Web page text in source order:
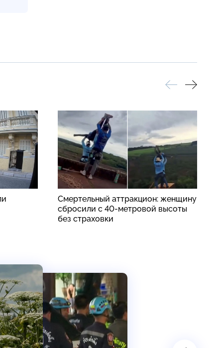
Смертельный аттракцион: женщину
сбросили с 40-метровой высоты
без страховки